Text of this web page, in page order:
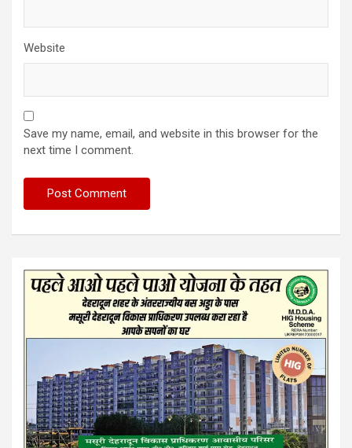
Website
Save my name, email, and website in this browser for the
next time I comment.